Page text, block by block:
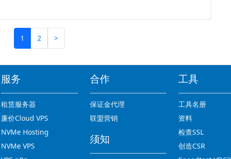
1 2 >
服务
租赁服务器
廉价Cloud VPS
NVMe Hosting
NVMe VPS
合作
保证金代理
联盟营销
须知
工具
工具名册
资料
检查SSL
创造CSR